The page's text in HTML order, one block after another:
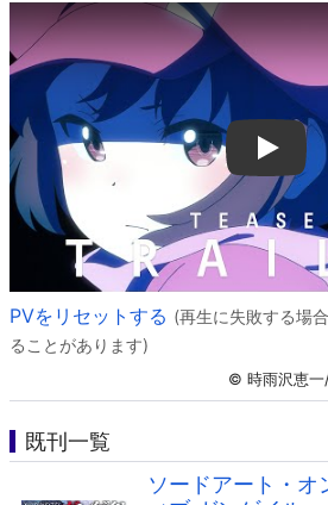
Play
PVをリセットする (再生に失敗する場
ることがあります)
© 時雨沢恵一
既刊一覧
ソードアート・オ